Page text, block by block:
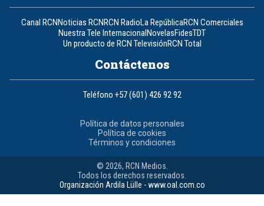
Canal RCNNoticias RCNRCN RadioLa RepúblicaRCN Comerciales
Nuestra Tele InternacionalNovelasFidesTDT
Un producto de RCN TelevisiónRCN Total
Contáctenos
Teléfono +57 (601) 426 92 92
Política de datos personales
Política de cookies
Términos y condiciones
© 2026, RCN Medios.
Todos los derechos reservados.
Organización Ardila Lülle - www.oal.com.co